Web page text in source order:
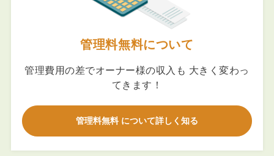
管理料無料について
管理費用の差でオーナー様の収入も 大きく変わっ
てきます！
管理料無料 について詳しく知る